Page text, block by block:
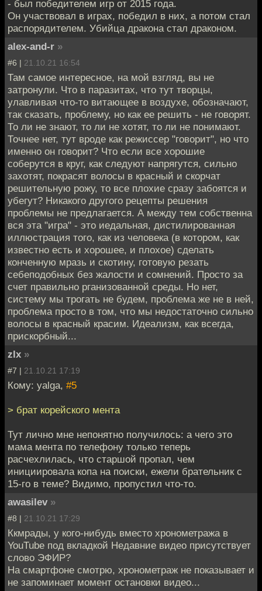
- был победителем игр от 2015 года.
Он участвовал в играх, победил в них, а потом стал
распорядителем. Убийца дракона стал драконом.
alex-and-r »
#6 | 21.10.21 16:54
Там самое интересное, на мой взгляд, вы не
затронули. Что в паразитах, что тут творцы,
улавливая что-то витающее в воздухе, обозначают,
так сказать, проблему, но как ее решить - не говорят.
То ли не знают, то ли не хотят, то ли не понимают.
Точнее нет, тут вроде как режиссер "говорит", но что
именно он говорит? Что если все хорошие
соберутся в круг, как следуют напрягутся, сильно
захотят, покрасят волосы в красный и скорчат
решительную рожу, то все плохие сразу забоятся и
убегут? Никакого другого рецепты решения
проблемы не предлагается. А между тем собственна
вся эта "игра" - это иедальная, дистилированная
иллюстрация того, как из человека (в котором, как
известно есть и хорошее, и плохое) сделать
конченную мразь и скотину, готовую резать
себеподобных без жалости и сомнений. Просто за
счет правильно рганизованной среды. Но нет,
систему мы трогать не будем, проблема же не в ней,
проблема просто в том, что мы недостаточно сильно
волосы в красный красим. Идеализм, как всегда,
прискорбный...
zlx »
#7 | 21.10.21 17:19
Кому: yalga, #5
> брат корейского мента
Тут лично мне непонятно получилось: а чего это
мама мента по телефону только теперь
расчехлилась, что старшой пропал, чем
инициировала копа на поиски, ежели брательник с
15-го в теме? Видимо, пропустил что-то.
awasilev »
#8 | 21.10.21 17:29
Ккмрады, у кого-нибудь вместо хронометража в
YouTube под вкладкой Недавние видео присутствует
слово ЭФИР?
На смартфоне смотрю, хронометраж не показывает и
не запоминает момент остановки видео...